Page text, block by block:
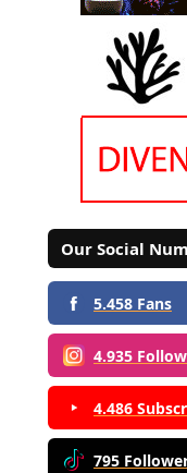
Our Social
5.458 Fans
4.935
4.486
795